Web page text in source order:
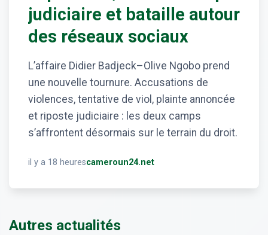
judiciaire et bataille autour
des réseaux sociaux
L’affaire Didier Badjeck–Olive Ngobo prend
une nouvelle tournure. Accusations de
violences, tentative de viol, plainte annoncée
et riposte judiciaire : les deux camps
s’affrontent désormais sur le terrain du droit.
il y a 18 heurescameroun24.net
Autres actualités